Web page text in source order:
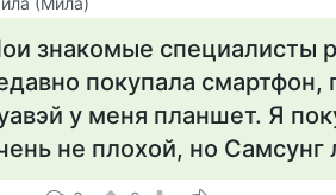
знакомые специалисты
покупала смартфон,
у меня планшет. Я
не плохой, но Самсунг